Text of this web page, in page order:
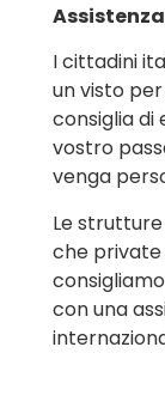
I cittadini
un visto per
consiglia
vostro
venga
Le
che private
con una